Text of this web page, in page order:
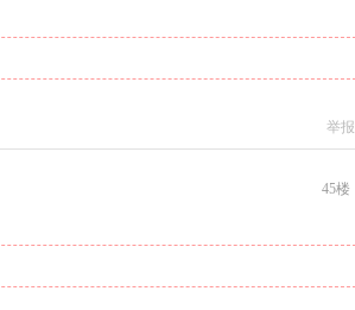
举报
45楼